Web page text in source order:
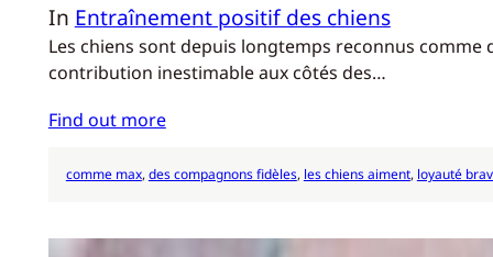
In Entraînement positif des chiens
Les chiens sont depuis longtemps reconnus
contribution inestimable aux côtés des…
Find out more
comme max, des compagnons fidèles, les chiens aiment, loyauté